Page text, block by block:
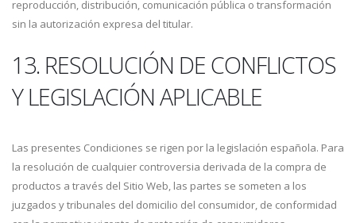
reproducción, distribución, comunicación pública o transformación
sin la autorización expresa del titular.
13. RESOLUCIÓN DE CONFLICTOS
Y LEGISLACIÓN APLICABLE
Las presentes Condiciones se rigen por la legislación española. Para
la resolución de cualquier controversia derivada de la compra de
productos a través del Sitio Web, las partes se someten a los
juzgados y tribunales del domicilio del consumidor, de conformidad